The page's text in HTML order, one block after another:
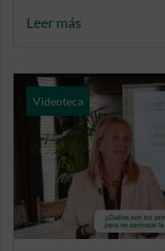
decisivo para el 29%
Leer más
Videoteca